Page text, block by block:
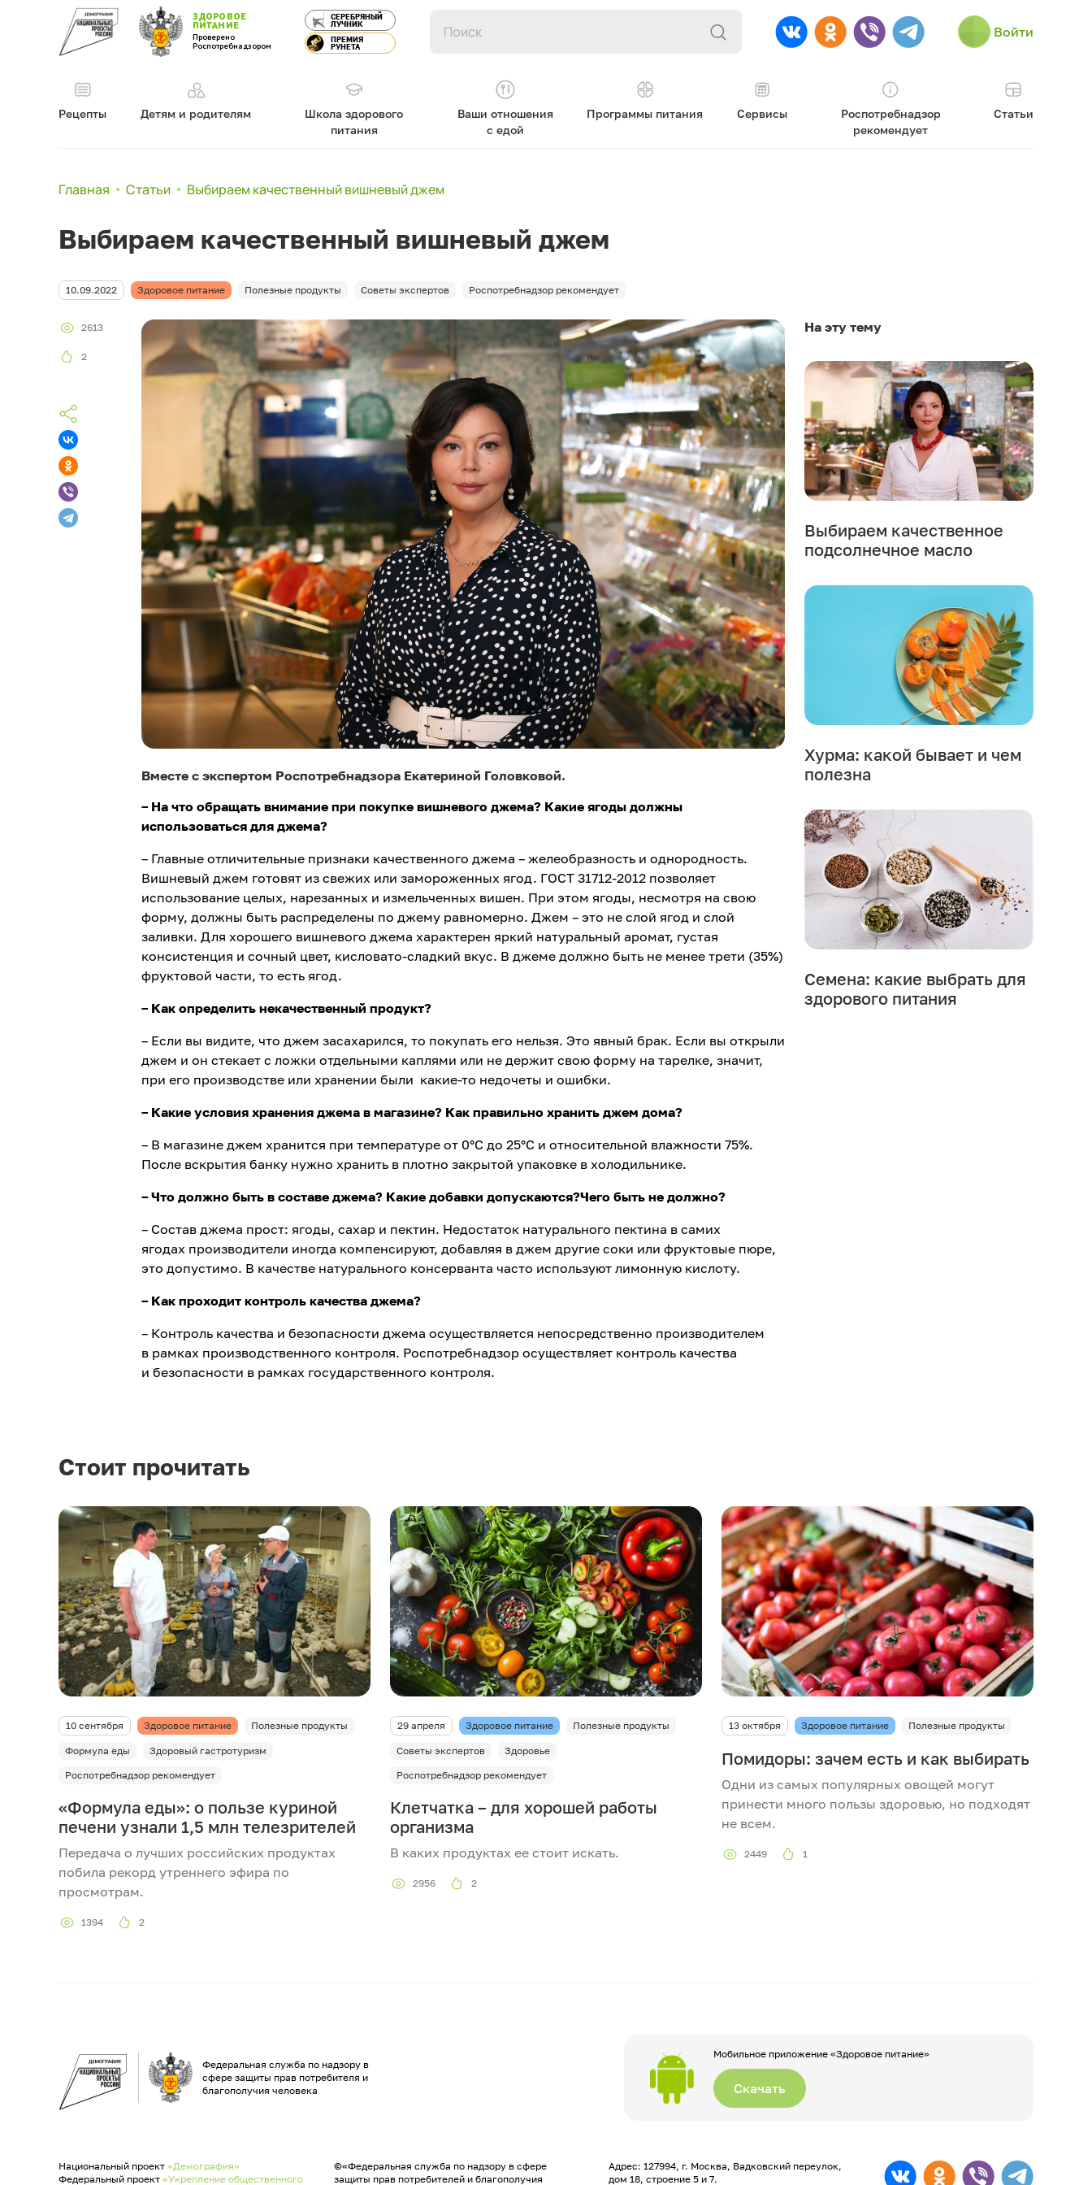
ЗДОРОВОЕ
ПИТАНИЕ
Проверено
Роспотребнадзором
СЕРЕБРЯНЫЙ
ЛУЧНИК
ПРЕМИЯ
РУНЕТА
Войти
Рецепты Детям и родителям
Школа здорового
питания
Ваши отношения
с едой
Программы питания Сервисы
Роспотребнадзор
рекомендует
Статьи
Главная Статьи Выбираем качественный вишневый джем
Выбираем качественный вишневый джем
10.09.2022 Здоровое питание Полезные продукты Советы экспертов Роспотребнадзор рекомендует
2613
2
Вместе с экспертом Роспотребнадзора Екатериной Головковой.
– На что обращать внимание при покупке вишневого джема? Какие ягоды должны
использоваться для джема?
– Главные отличительные признаки качественного джема – желеобразность и однородность.
Вишневый джем готовят из свежих или замороженных ягод. ГОСТ 31712-2012 позволяет
использование целых, нарезанных и измельченных вишен. При этом ягоды, несмотря на свою
форму, должны быть распределены по джему равномерно. Джем – это не слой ягод и слой
заливки. Для хорошего вишневого джема характерен яркий натуральный аромат, густая
консистенция и сочный цвет, кисловато-сладкий вкус. В джеме должно быть не менее трети (35%)
фруктовой части, то есть ягод.
– Как определить некачественный продукт?
– Если вы видите, что джем засахарился, то покупать его нельзя. Это явный брак. Если вы открыли
джем и он стекает с ложки отдельными каплями или не держит свою форму на тарелке, значит,
при его производстве или хранении были какие-то недочеты и ошибки.
– Какие условия хранения джема в магазине? Как правильно хранить джем дома?
– В магазине джем хранится при температуре от 0°С до 25°С и относительной влажности 75%.
После вскрытия банку нужно хранить в плотно закрытой упаковке в холодильнике.
– Что должно быть в составе джема? Какие добавки допускаются?Чего быть не должно?
– Состав джема прост: ягоды, сахар и пектин. Недостаток натурального пектина в самих
ягодах производители иногда компенсируют, добавляя в джем другие соки или фруктовые пюре,
это допустимо. В качестве натурального консерванта часто используют лимонную кислоту.
– Как проходит контроль качества джема?
– Контроль качества и безопасности джема осуществляется непосредственно производителем
в рамках производственного контроля. Роспотребнадзор осуществляет контроль качества
и безопасности в рамках государственного контроля.
На эту тему
Выбираем качественное
подсолнечное масло
Хурма: какой бывает и чем
полезна
Семена: какие выбрать для
здорового питания
Стоит прочитать
10 сентября Здоровое питание Полезные продукты
Формула еды
Здоровый гастротуризм
Роспотребнадзор рекомендует
«Формула еды»: о пользе куриной
печени узнали 1,5 млн телезрителей
Передача о лучших российских продуктах
побила рекорд утреннего эфира по
просмотрам.
1394 2
29 апреля Здоровое питание Полезные продукты
Советы экспертов
Здоровье
Роспотребнадзор рекомендует
Клетчатка – для хорошей работы
организма
В каких продуктах ее стоит искать.
2956 2
13 октября Здоровое питание Полезные продукты
Помидоры: зачем есть и как выбирать
Одни из самых популярных овощей могут
принести много пользы здоровью, но подходят
не всем.
2449 1
Федеральная служба по надзору в
сфере защиты прав потребителя и
благополучия человека
Мобильное приложение «Здоровое питание»
Скачать
Национальный проект «Демография»
Федеральный проект «Укрепление общественного
©«Федеральная служба по надзору в сфере
защиты прав потребителей и благополучия
Адрес: 127994, г. Москва, Вадковский переулок,
дом 18, строение 5 и 7.